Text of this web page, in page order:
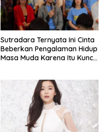
Sutradara Ternyata Ini Cinta
Beberkan Pengalaman Hidup
Masa Muda Karena Itu Kunci